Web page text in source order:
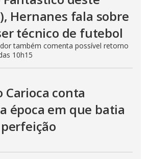
Hernanes fala sobre
técnico de futebol
também comenta possível retorno
10h15
conta
época em que batia